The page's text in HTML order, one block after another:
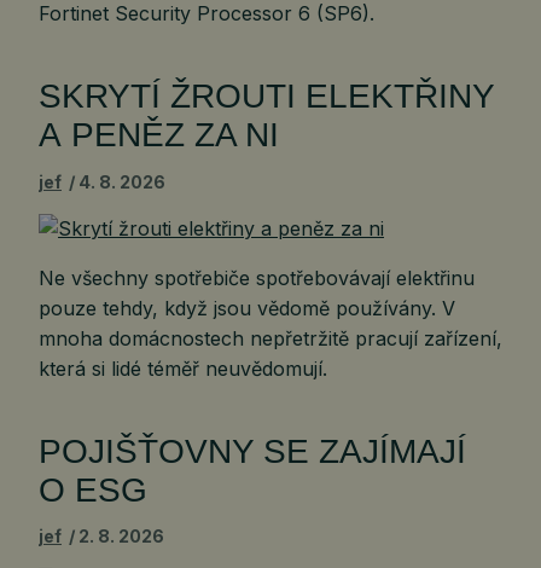
Fortinet Security Processor 6 (SP6).
SKRYTÍ ŽROUTI ELEKTŘINY
A PENĚZ ZA NI
jef 4. 8. 2026
Ne všechny spotřebiče spotřebovávají elektřinu
pouze tehdy, když jsou vědomě používány. V
mnoha domácnostech nepřetržitě pracují zařízení,
která si lidé téměř neuvědomují.
POJIŠŤOVNY SE ZAJÍMAJÍ
O ESG
jef 2. 8. 2026